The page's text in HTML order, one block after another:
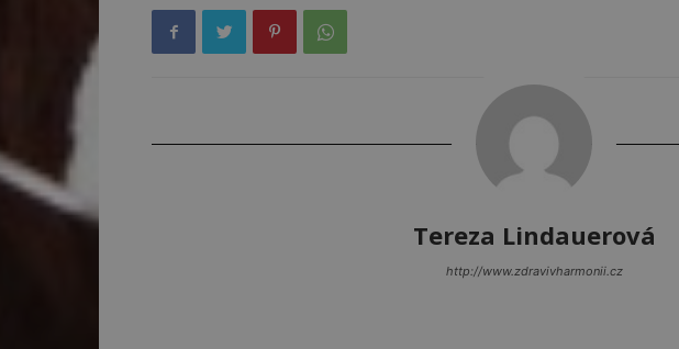
Tereza Lindauerová
http://www.zdravivharmonii.cz